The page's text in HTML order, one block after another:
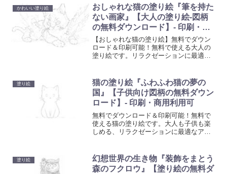
楽しめる、リラクゼーションに最適なア
ート活動を始めましょう。
かわいい塗り絵
おしゃれな猫の塗り絵『筆を持た
ない画家』【大人の塗り絵-図柄
の無料ダウンロード】- 印刷・商
用利用可
【おしゃれな猫の塗り絵】無料でダウン
ロード＆印刷可能！無料で使える大人の
塗り絵です。リラクゼーションに最適な
さから解放されるひと時を。
塗り絵
猫の塗り絵『ふわふわ猫の夢の
国』【子供向け図柄の無料ダウン
ロード】- 印刷・商用利用可
無料でダウンロード＆印刷可能！無料で
使える猫の塗り絵です。大人も子供も楽
しめる、リラクゼーションに最適なアー
ら解放されるひと時を。
塗り絵
幻想世界の生き物『装飾をまとう
森のフクロウ』【塗り絵の無料ダ